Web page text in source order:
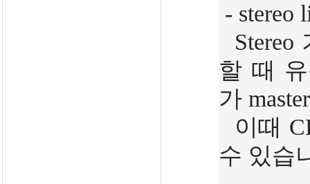
- stereo
Stereo
할 때
가
이때
수 있습